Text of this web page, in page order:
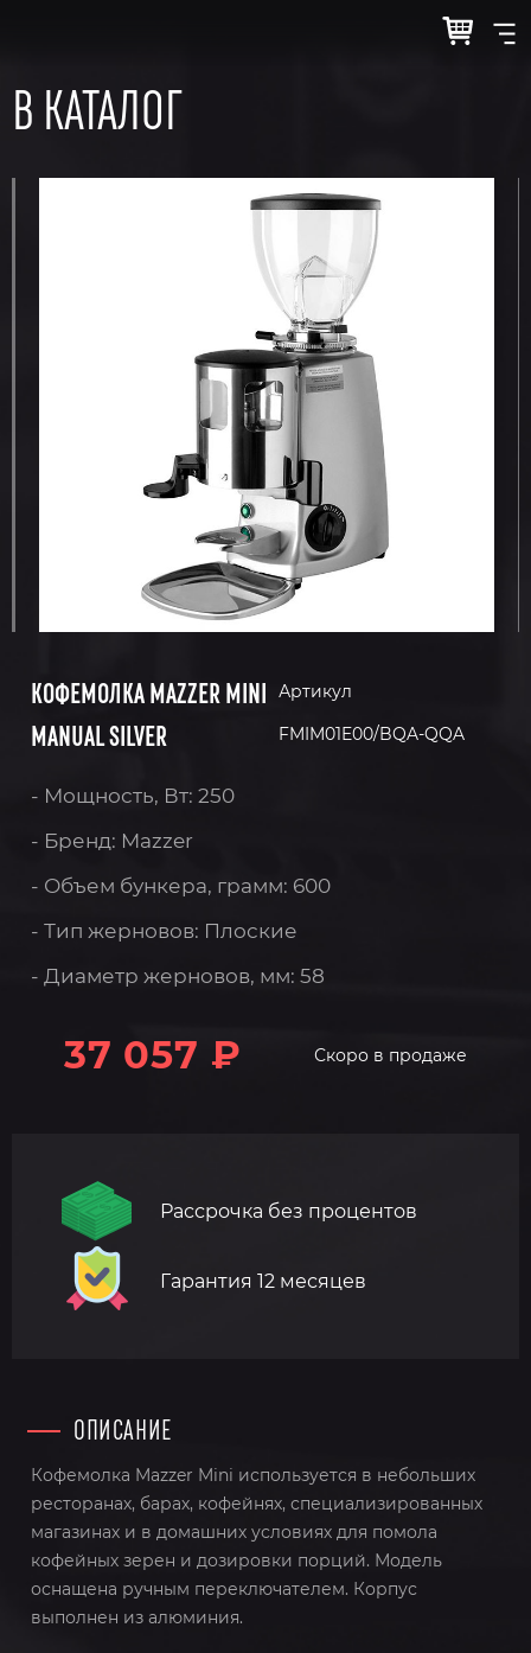
В КАТАЛОГ
КОФЕМОЛКА MAZZER MINI
MANUAL SILVER
Артикул
FMIM01E00/BQA-QQA
- Мощность, Вт: 250
- Бренд: Mazzer
- Объем бункера, грамм: 600
- Тип жерновов: Плоские
- Диаметр жерновов, мм: 58
37 057 ₽ Скоро в продаже
Рассрочка без процентов
Гарантия 12 месяцев
ОПИСАНИЕ
Кофемолка Mazzer Mini используется в небольших
ресторанах, барах, кофейнях, специализированных
магазинах и в домашних условиях для помола
кофейных зерен и дозировки порций. Модель
оснащена ручным переключателем. Корпус
выполнен из алюминия.